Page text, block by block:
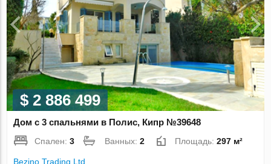
$ 2 886 499
Дом с 3 спальнями в Полис, Кипр №39648
Спален:3 Ванных:2 Площадь:297 м²
Bezino Trading Ltd